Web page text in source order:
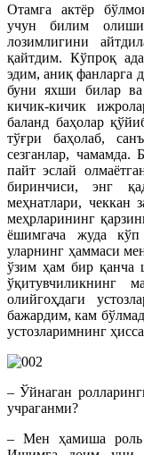
Отамга актёр
учун билим
лозимлигини
қайтдим. Кўпроқ
эдим, аниқ фанларга
буни яхши билар ва
кичик-кичик
баланд баҳолар
тўғри баҳолаб,
сезганлар,
пайт эслай
биринчиси, энг
меҳнатлари, чеккан
меҳрларининг
ёшимгача жуда кўп
уларнинг ҳаммаси
ўзим ҳам бир қанча
ўқитувчиликнинг
олийгоҳдаги
бажардим, кам
устозларимнинг
– Ўйнаган
учраганми?
– Мен ҳамиша роль